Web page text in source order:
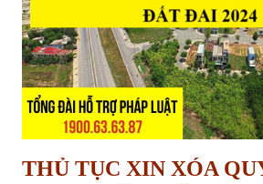
THỦ TỤC XIN XÓA